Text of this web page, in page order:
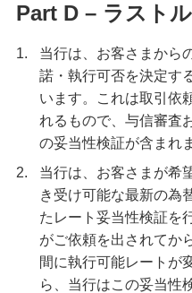
Part D – ラスト
1.
当行は、お客さまから
諾・執行可否を決定す
います。これは取引依
れるもので、与信審査
の妥当性検証が含まれ
2.
当行は、お客さまが希
き受け可能な最新の為
たレート妥当性検証を
がご依頼を出されてか
間に執行可能レートが
ら、当行はこの妥当性